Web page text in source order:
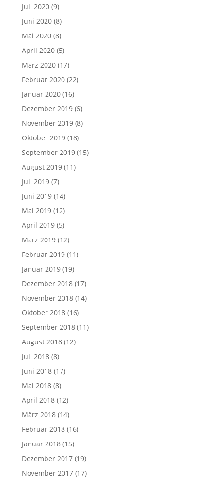
Juli 2020(9)
Juni 2020(8)
Mai 2020(8)
April 2020(5)
März 2020(17)
Februar 2020(22)
Januar 2020(16)
Dezember 2019(6)
November 2019(8)
Oktober 2019(18)
September 2019(15)
August 2019(11)
Juli 2019(7)
Juni 2019(14)
Mai 2019(12)
April 2019(5)
März 2019(12)
Februar 2019(11)
Januar 2019(19)
Dezember 2018(17)
November 2018(14)
Oktober 2018(16)
September 2018(11)
August 2018(12)
Juli 2018(8)
Juni 2018(17)
Mai 2018(8)
April 2018(12)
März 2018(14)
Februar 2018(16)
Januar 2018(15)
Dezember 2017(19)
November 2017(17)